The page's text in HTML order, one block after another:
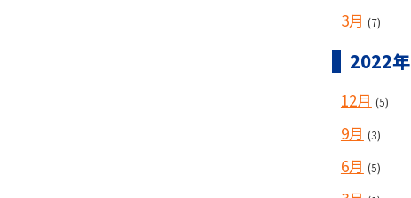
3月 (7)
2022年
12月 (5)
9月 (3)
6月 (5)